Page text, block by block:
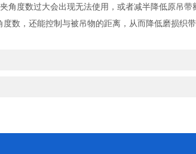
度数过大会出现无法使用，或者减半降低原吊
数，还能控制与被吊物的距离，从而降低磨损织带